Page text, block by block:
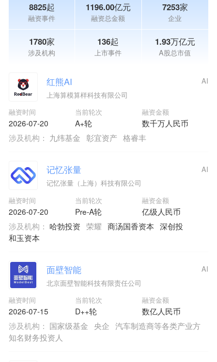
8825起
融资事件
1196.00亿元
融资总金额
7253家
企业
1780家
涉及机构
136起
上市事件
1.93万亿元
A股总市值
红熊AI
上海算模算样科技有限公司
融资时间
2026-07-20
当前轮次
A+轮
融资金额
数千万人民币
AI
涉及机构： 九纬基金 彰宜资产 格睿丰
记忆张量
记忆张量（上海）科技有限公司
融资时间
2026-07-20
当前轮次
Pre-A轮
融资金额
亿级人民币
AI
涉及机构： 哈勃投资 荣耀 商汤国香资本 深创投
和玉资本
面壁智能
北京面壁智能科技有限责任公司
融资时间
2026-07-15
当前轮次
D++轮
融资金额
数亿人民币
AI
涉及机构： 国家级基金 央企 汽车制造商等各类产业方
知名财务投资人